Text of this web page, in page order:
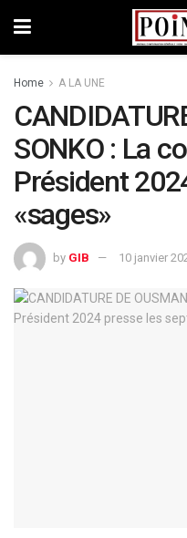
Home A LA UNE
SONKO : La
Président
«sages»
by GIB 10 janvier